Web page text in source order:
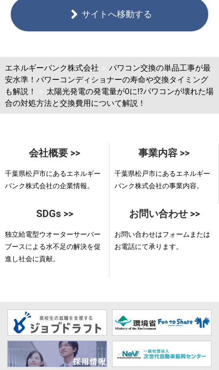
サイトへ移動する
エネルギーバンク株式会社 > パワコン交換の単品工事が最
安水準！パワーコンディショナーの寿命や交換タイミング
も解説！
> 太陽光発電の発電量が0に!?パワコンが壊れた場
合の対処方法と交換費用について解説！
会社概要 >>
千葉県松戸市にあるエネルギー
バンク株式会社の企業情報。
事業内容 >>
千葉県松戸市にあるエネルギー
バンク株式会社の事業内容。
SDGs >>
独立給電型ウオーターサーバー
ブースによる水不足の解決を促
進し社会に貢献。
お問い合わせ >>
お問い合わせはフォームまたは
お電話にて承ります。